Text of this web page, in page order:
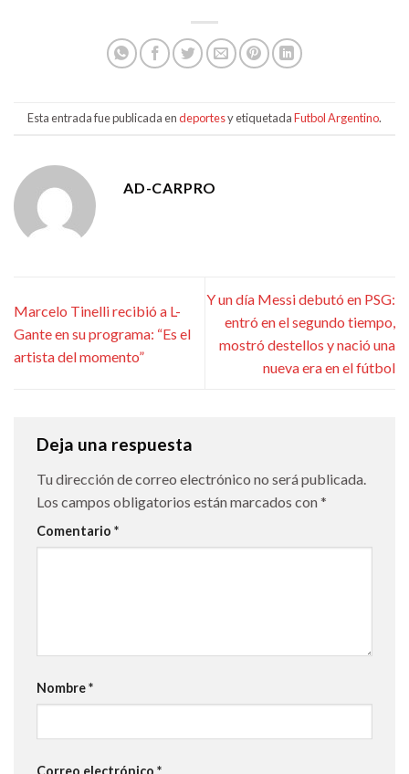
Esta entrada fue publicada endeportesy etiquetadaFutbol Argentino.
AD-CARPRO
Marcelo Tinelli recibió a L-
Gante en su programa: “Es el
artista del momento”
Y un día Messi debutó en PSG:
entró en el segundo tiempo,
mostró destellos y nació una
nueva era en el fútbol
Deja una respuesta
Tu dirección de correo electrónico no será publicada.
Los campos obligatorios están marcados con*
Comentario *
Nombre*